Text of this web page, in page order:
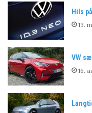
Hils
13.
VW
16.